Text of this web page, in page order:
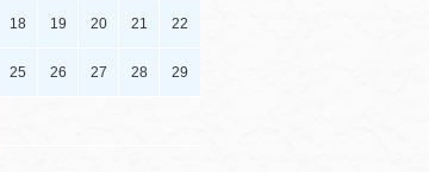
18 19 20 21 22
25 26 27 28 29